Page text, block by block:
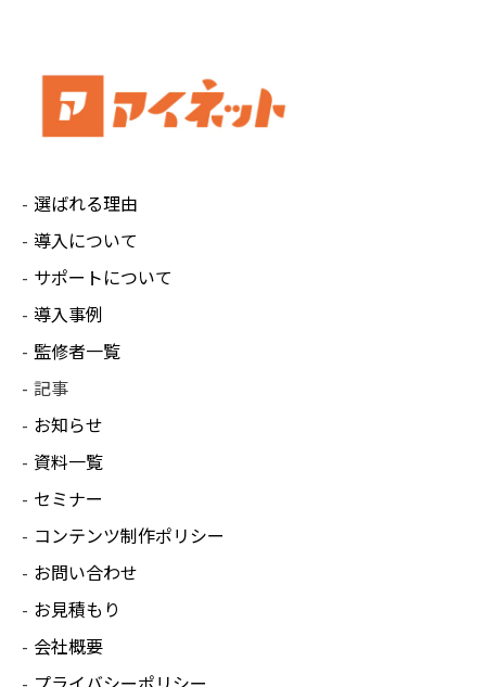
選ばれる理由
導入について
サポートについて
導入事例
監修者一覧
記事
お知らせ
資料一覧
セミナー
コンテンツ制作ポリシー
お問い合わせ
お見積もり
会社概要